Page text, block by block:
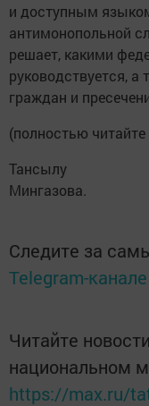
и доступным
антимонопольной
решает, какими
руководствуется,
граждан и
(полностью читайте
Тансылу
Мингазова.
Следите за
Telegram-канале
Читайте
национальном
https://max.ru/